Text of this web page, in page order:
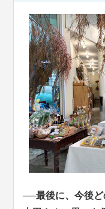
──最後に、今後